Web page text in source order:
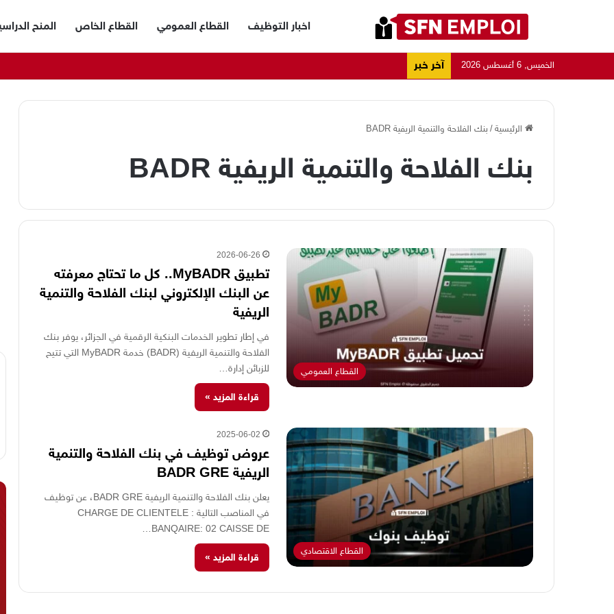
اخبار التوظيف القطاع العمومي القطاع الخاص المنح
الخميس, 6 أغسطس 2026 آخر خبر
الرئيسية/ بنك الفلاحة والتنمية الريفية BADR
بنك الفلاحة والتنمية الريفية BADR
القطاع العمومي
2026-06-26
تطبيق MyBADR.. كل ما تحتاج معرفته
عن البنك الإلكتروني لبنك الفلاحة والتنمية
الريفية
في إطار تطوير الخدمات البنكية الرقمية في الجزائر، يوفر بنك
الفلاحة والتنمية الريفية (BADR) خدمة MyBADR التي تتيح
للزبائن إدارة…
قراءة المزيد »
القطاع الاقتصادي
2025-06-02
عروض توظيف في بنك الفلاحة والتنمية
الريفية BADR GRE
يعلن بنك الفلاحة والتنمية الريفية BADR GRE، عن توظيف
في المناصب التالية : CHARGE DE CLIENTELE
BANQAIRE: 02 CAISSE DE…
قراءة المزيد »